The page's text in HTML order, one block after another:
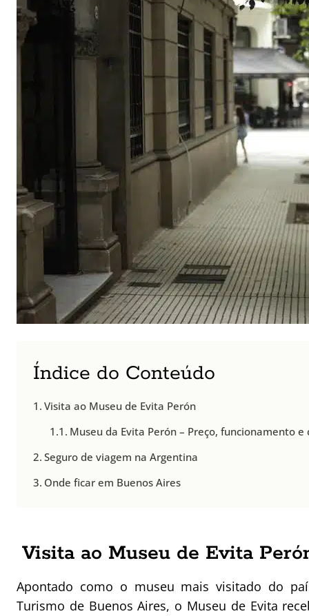
Índice do Conteúdo
Visita ao Museu de Evita Perón
Museu da Evita Perón – Preço, funcionamento e
Seguro de viagem na Argentina
Onde ficar em Buenos Aires
Visita ao Museu de Evita
Apontado como o museu mais visitado do
Turismo de Buenos Aires, o Museu de Evita